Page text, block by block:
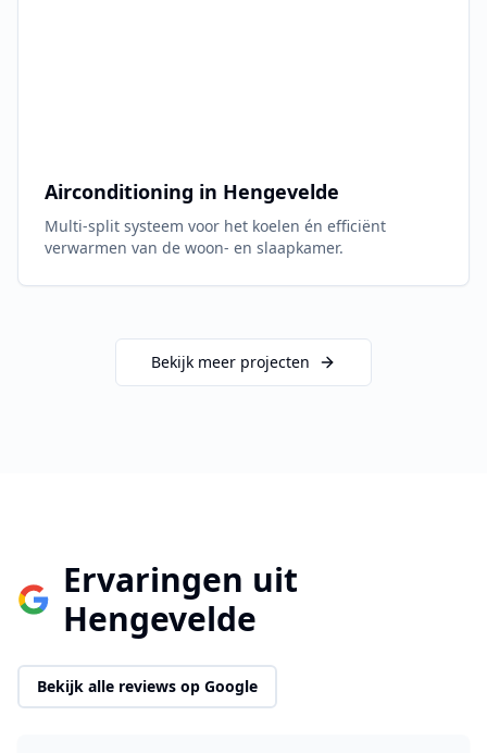
Airconditioning in Hengevelde
Multi-split systeem voor het koelen én efficiënt
verwarmen van de woon- en slaapkamer.
Bekijk meer projecten
Ervaringen uit
Hengevelde
Bekijk alle reviews op Google